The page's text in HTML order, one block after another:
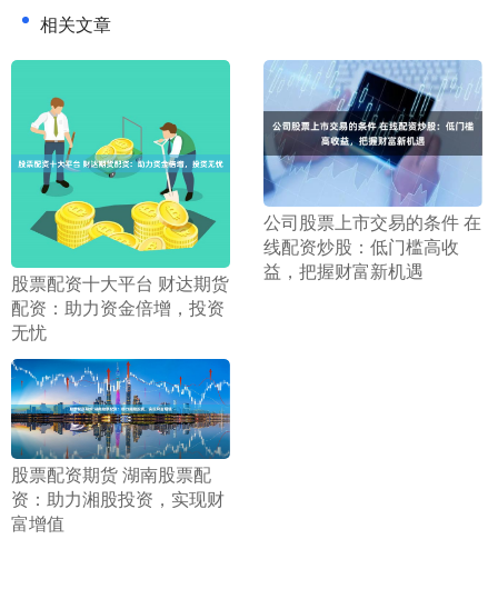
相关文章
​股票配资十大平台 财达期货
配资：助力资金倍增，投资
无忧
​公司股票上市交易的条件 在
线配资炒股：低门槛高收
益，把握财富新机遇
​股票配资期货 湖南股票配
资：助力湘股投资，实现财
富增值